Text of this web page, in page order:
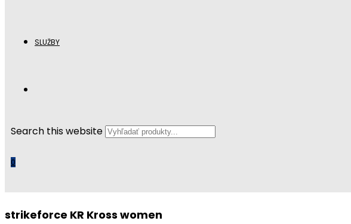
SLUŽBY
Search this website
0
strikeforce KR Kross women